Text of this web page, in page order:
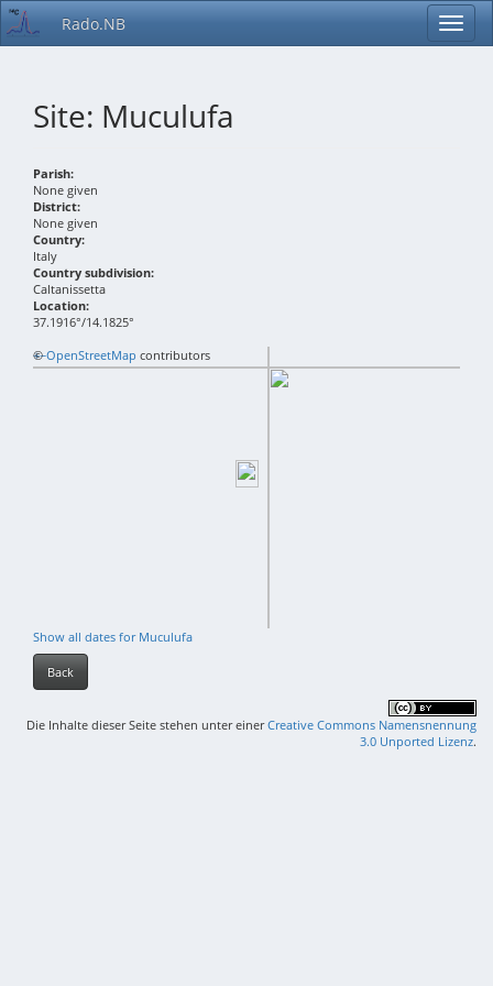
Rado.NB
Site: Muculufa
Parish:
None given
District:
None given
Country:
Italy
Country subdivision:
Caltanissetta
Location:
37.1916°/14.1825°
+−
©OpenStreetMap contributors
Show all dates for Muculufa
Back
Die Inhalte dieser Seite stehen unter einerCreative Commons Namensnennung
3.0 Unported Lizenz.